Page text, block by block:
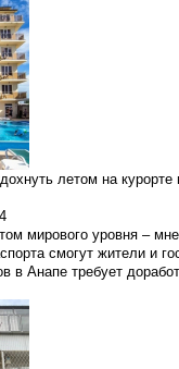
летом на
мирового уровня –
смогут жители и
в Анапе требует